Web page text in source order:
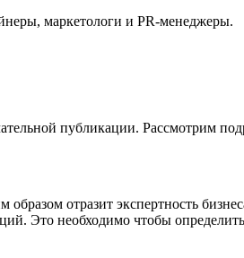
маркетологи и PR-менеджеры.
публикации. Рассмотрим
отразит экспертность
Это необходимо чтобы